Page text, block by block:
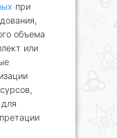
при
объема
или